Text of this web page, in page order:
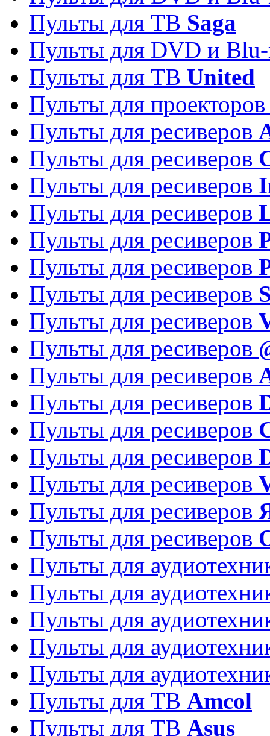
Пульты для ТВ Saga
Пульты для DVD и
Пульты для ТВ United
Пульты для
Пульты для ресиверов
Пульты для ресиверов
Пульты для ресиверов
Пульты для ресиверов
Пульты для ресиверов
Пульты для ресиверов
Пульты для ресиверов
Пульты для ресиверов
Пульты для ресиверов
Пульты для ресиверов
Пульты для ресиверов
Пульты для ресиверов
Пульты для ресиверов
Пульты для ресиверов
Пульты для ресиверов
Пульты для ресиверов
Пульты для
Пульты для
Пульты для
Пульты для
Пульты для
Пульты для ТВ Amcol
Пульты для ТВ Asus